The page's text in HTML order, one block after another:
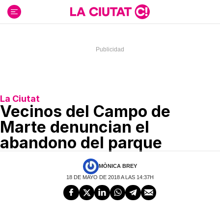
contenido
La Ciutat
Vecinos del Campo de
Marte denuncian el
abandono del parque
MÒNICA BREY
18 DE MAYO DE 2018 A LAS 14:37H